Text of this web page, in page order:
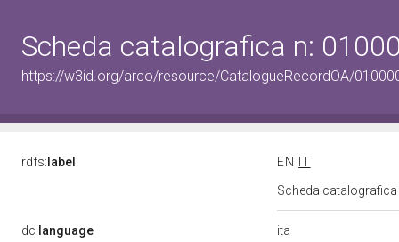
Scheda catalografica n:
https://w3id.org/arco/resource/CatalogueRecordOA/
rdfs: label EN
IT
Scheda
dc: language ita